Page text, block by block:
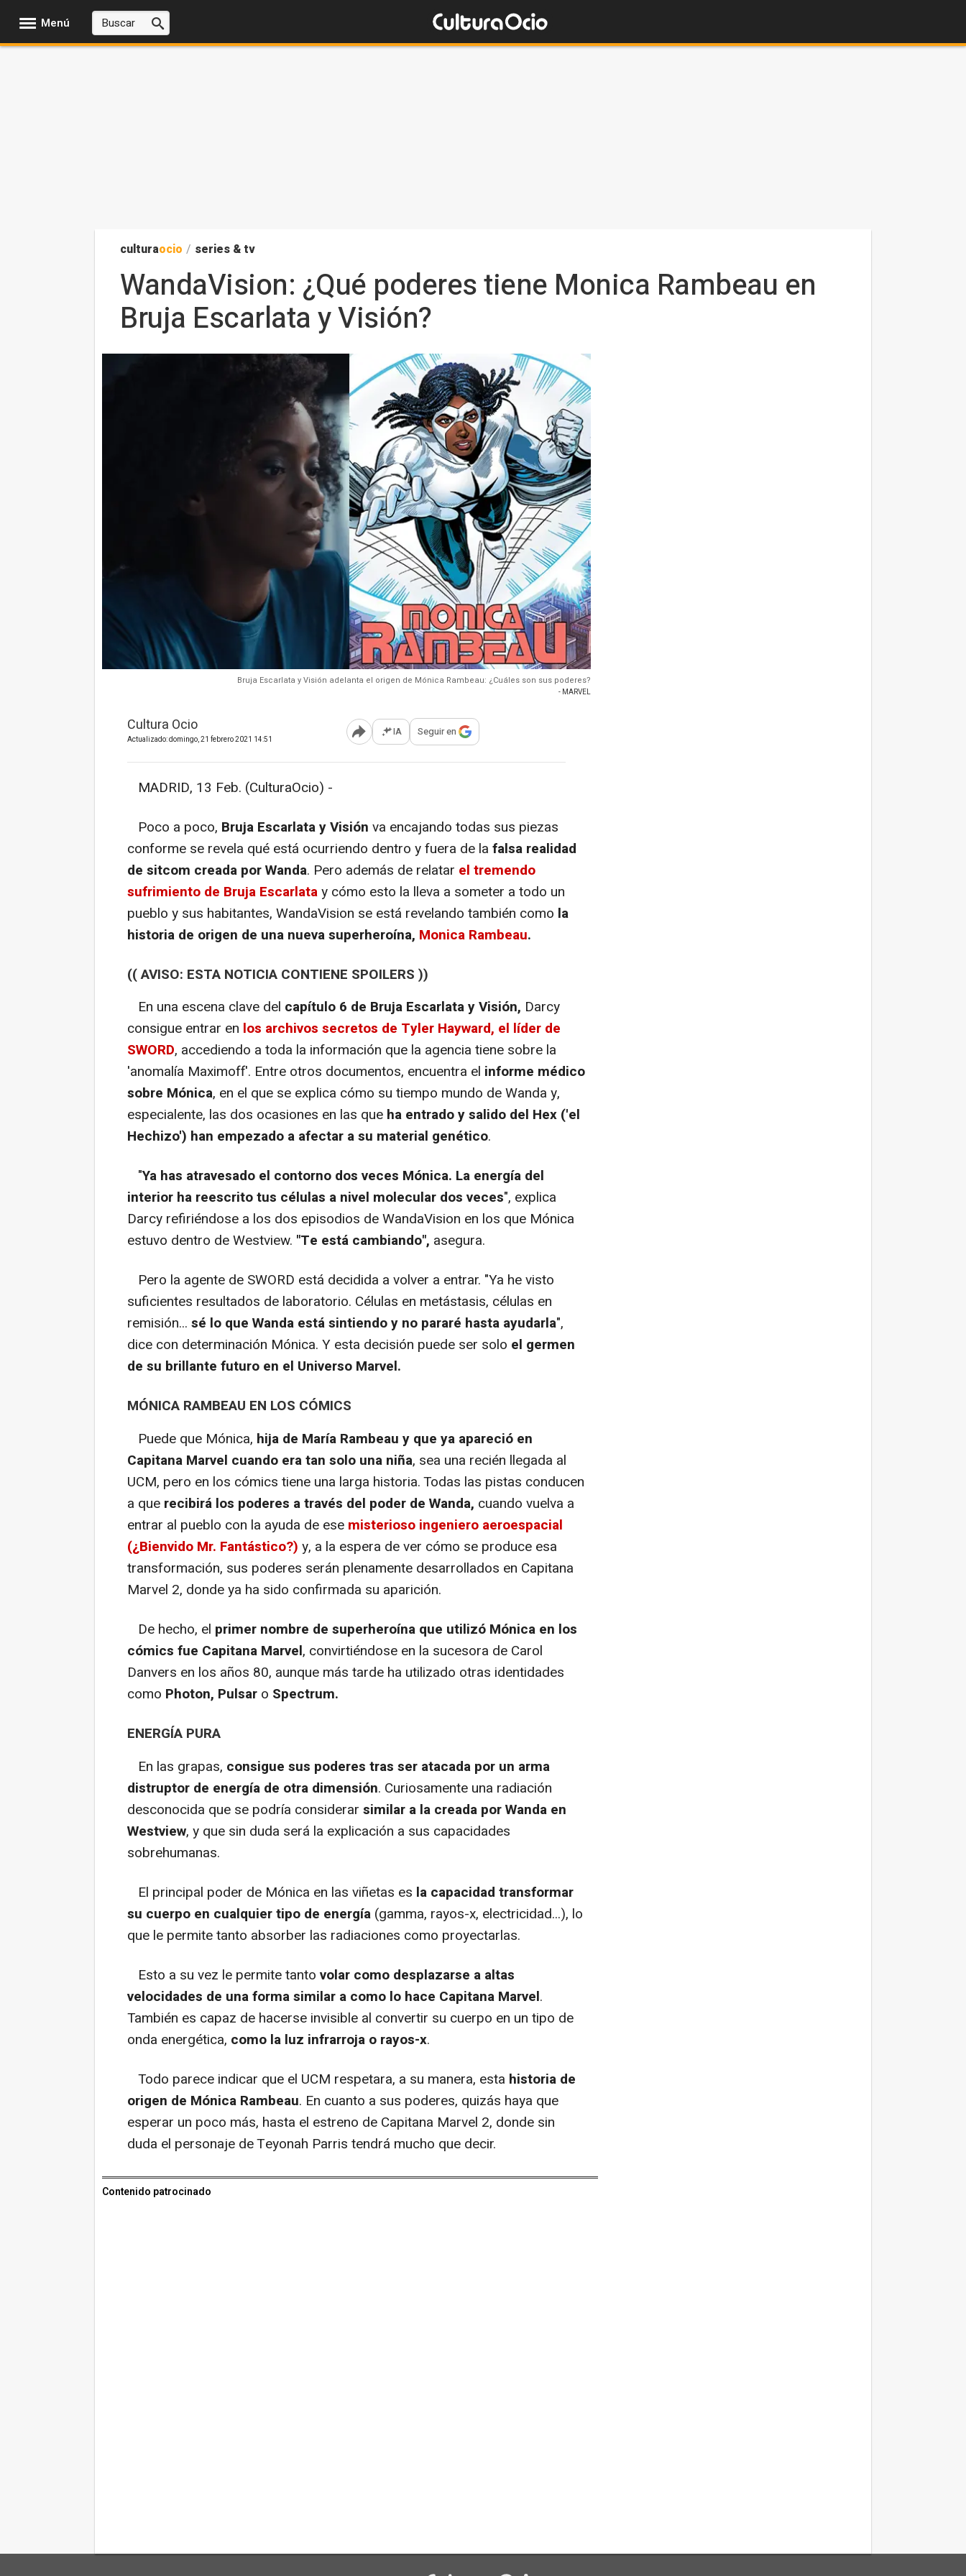
Menú
culturaocio / series & tv
WandaVision: ¿Qué poderes tiene Monica Rambeau en
Bruja Escarlata y Visión?
Bruja Escarlata y Visión adelanta el origen de Mónica Rambeau: ¿Cuáles son sus poderes?
- MARVEL
Cultura Ocio
Actualizado: domingo, 21 febrero 2021 14:51 Abrir opciones para compartir
IA Seguir en
MADRID, 13 Feb. (CulturaOcio) -
Poco a poco, Bruja Escarlata y Visión va encajando todas sus piezas
conforme se revela qué está ocurriendo dentro y fuera de la falsa realidad
de sitcom creada por Wanda. Pero además de relatar el tremendo
sufrimiento de Bruja Escarlatay cómo esto la lleva a someter a todo un
pueblo y sus habitantes, WandaVision se está revelando también como la
historia de origen de una nueva superheroína, Monica Rambeau.
(( AVISO: ESTA NOTICIA CONTIENE SPOILERS ))
En una escena clave del capítulo 6 de Bruja Escarlata y Visión, Darcy
consigue entrar en los archivos secretos de Tyler Hayward, el líder de
SWORD, accediendo a toda la información que la agencia tiene sobre la
'anomalía Maximoff'. Entre otros documentos, encuentra el informe médico
sobre Mónica, en el que se explica cómo su tiempo mundo de Wanda y,
especialente, las dos ocasiones en las que ha entrado y salido del Hex ('el
Hechizo') han empezado a afectar a su material genético.
"Ya has atravesado el contorno dos veces Mónica. La energía del
interior ha reescrito tus células a nivel molecular dos veces", explica
Darcy refiriéndose a los dos episodios de WandaVision en los que Mónica
estuvo dentro de Westview. "Te está cambiando", asegura.
Pero la agente de SWORD está decidida a volver a entrar. "Ya he visto
suficientes resultados de laboratorio. Células en metástasis, células en
remisión... sé lo que Wanda está sintiendo y no pararé hasta ayudarla",
dice con determinación Mónica. Y esta decisión puede ser solo el germen
de su brillante futuro en el Universo Marvel.
MÓNICA RAMBEAU EN LOS CÓMICS
Puede que Mónica, hija de María Rambeau y que ya apareció en
Capitana Marvel cuando era tan solo una niña, sea una recién llegada al
UCM, pero en los cómics tiene una larga historia. Todas las pistas conducen
a que recibirá los poderes a través del poder de Wanda, cuando vuelva a
entrar al pueblo con la ayuda de ese misterioso ingeniero aeroespacial
(¿Bienvido Mr. Fantástico?) y, a la espera de ver cómo se produce esa
transformación, sus poderes serán plenamente desarrollados en Capitana
Marvel 2, donde ya ha sido confirmada su aparición.
De hecho, el primer nombre de superheroína que utilizó Mónica en los
cómics fue Capitana Marvel, convirtiéndose en la sucesora de Carol
Danvers en los años 80, aunque más tarde ha utilizado otras identidades
como Photon, Pulsar o Spectrum.
ENERGÍA PURA
En las grapas, consigue sus poderes tras ser atacada por un arma
distruptor de energía de otra dimensión. Curiosamente una radiación
desconocida que se podría considerar similar a la creada por Wanda en
Westview, y que sin duda será la explicación a sus capacidades
sobrehumanas.
El principal poder de Mónica en las viñetas es la capacidad transformar
su cuerpo en cualquier tipo de energía (gamma, rayos-x, electricidad...), lo
que le permite tanto absorber las radiaciones como proyectarlas.
Esto a su vez le permite tanto volar como desplazarse a altas
velocidades de una forma similar a como lo hace Capitana Marvel.
También es capaz de hacerse invisible al convertir su cuerpo en un tipo de
onda energética, como la luz infrarroja o rayos-x.
Todo parece indicar que el UCM respetara, a su manera, esta historia de
origen de Mónica Rambeau. En cuanto a sus poderes, quizás haya que
esperar un poco más, hasta el estreno de Capitana Marvel 2, donde sin
duda el personaje de Teyonah Parris tendrá mucho que decir.
Contenido patrocinado